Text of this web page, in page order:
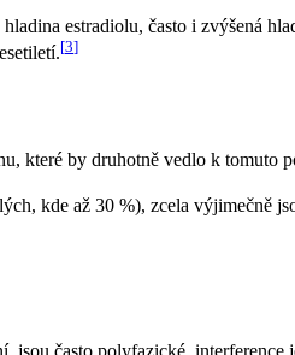
estradiolu, často i zvýšená
[3]
které by druhotně vedlo k tomuto
kde až 30 %), zcela výjimečně